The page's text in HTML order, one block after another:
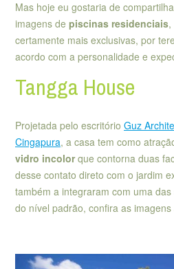
Mas hoje eu gostaria de
imagens de piscinas residenciais
certamente mais exclusivas, por
acordo com a personalidade e
Tangga House
Projetada pelo escritório Guz
Cingapura, a casa tem como
vidro incolorque contorna duas
desse contato direto com o jardim
também a integraram com uma
do nível padrão, confira as imagens